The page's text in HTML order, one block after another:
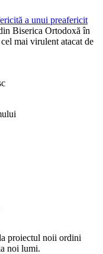
a unui preafericit
Biserica Ortodoxă în
mai virulent atacat de
proiectul noii ordini
noi lumi.